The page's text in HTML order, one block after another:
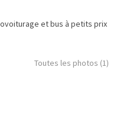
et bus à petits prix
Toutes les photos (1)